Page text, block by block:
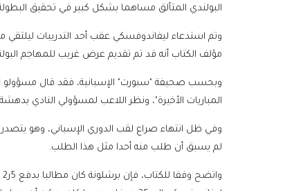
البولندي المتألق مساهما بشكل كبير في تحقيق
وتم استدعاء ليفاندوفسكي عقب أحد التدريبات ليلتقي
مؤلف الكتاب أنه قد تم تقديم عرض غريب للمهاجم
وبحسب صحيفة "سبورت" الإسبانية، فقد قال مسؤولو
المباريات الأخيرة"، ونظر اللاعب لمسؤولي النادي
وفي ظل انتهاء صراع لقب الدوري الإسباني، وهو يتصدر
لم يسبق أن طلب منه أحدا مثل هذا الطلب.